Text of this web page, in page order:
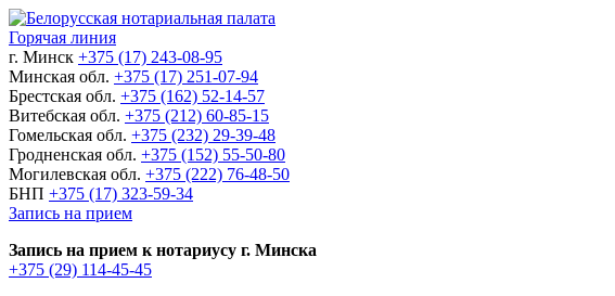
Горячая линия
г. Минск +375 (17) 243-08-95
Минская обл. +375 (17) 251-07-94
Брестская обл. +375 (162) 52-14-57
Витебская обл. +375 (212) 60-85-15
Гомельская обл. +375 (232) 29-39-48
Гродненская обл. +375 (152) 55-50-80
Могилевская обл. +375 (222) 76-48-50
БНП +375 (17) 323-59-34
Запись на прием
Запись на прием к нотариусу г. Минска
+375 (29) 114-45-45